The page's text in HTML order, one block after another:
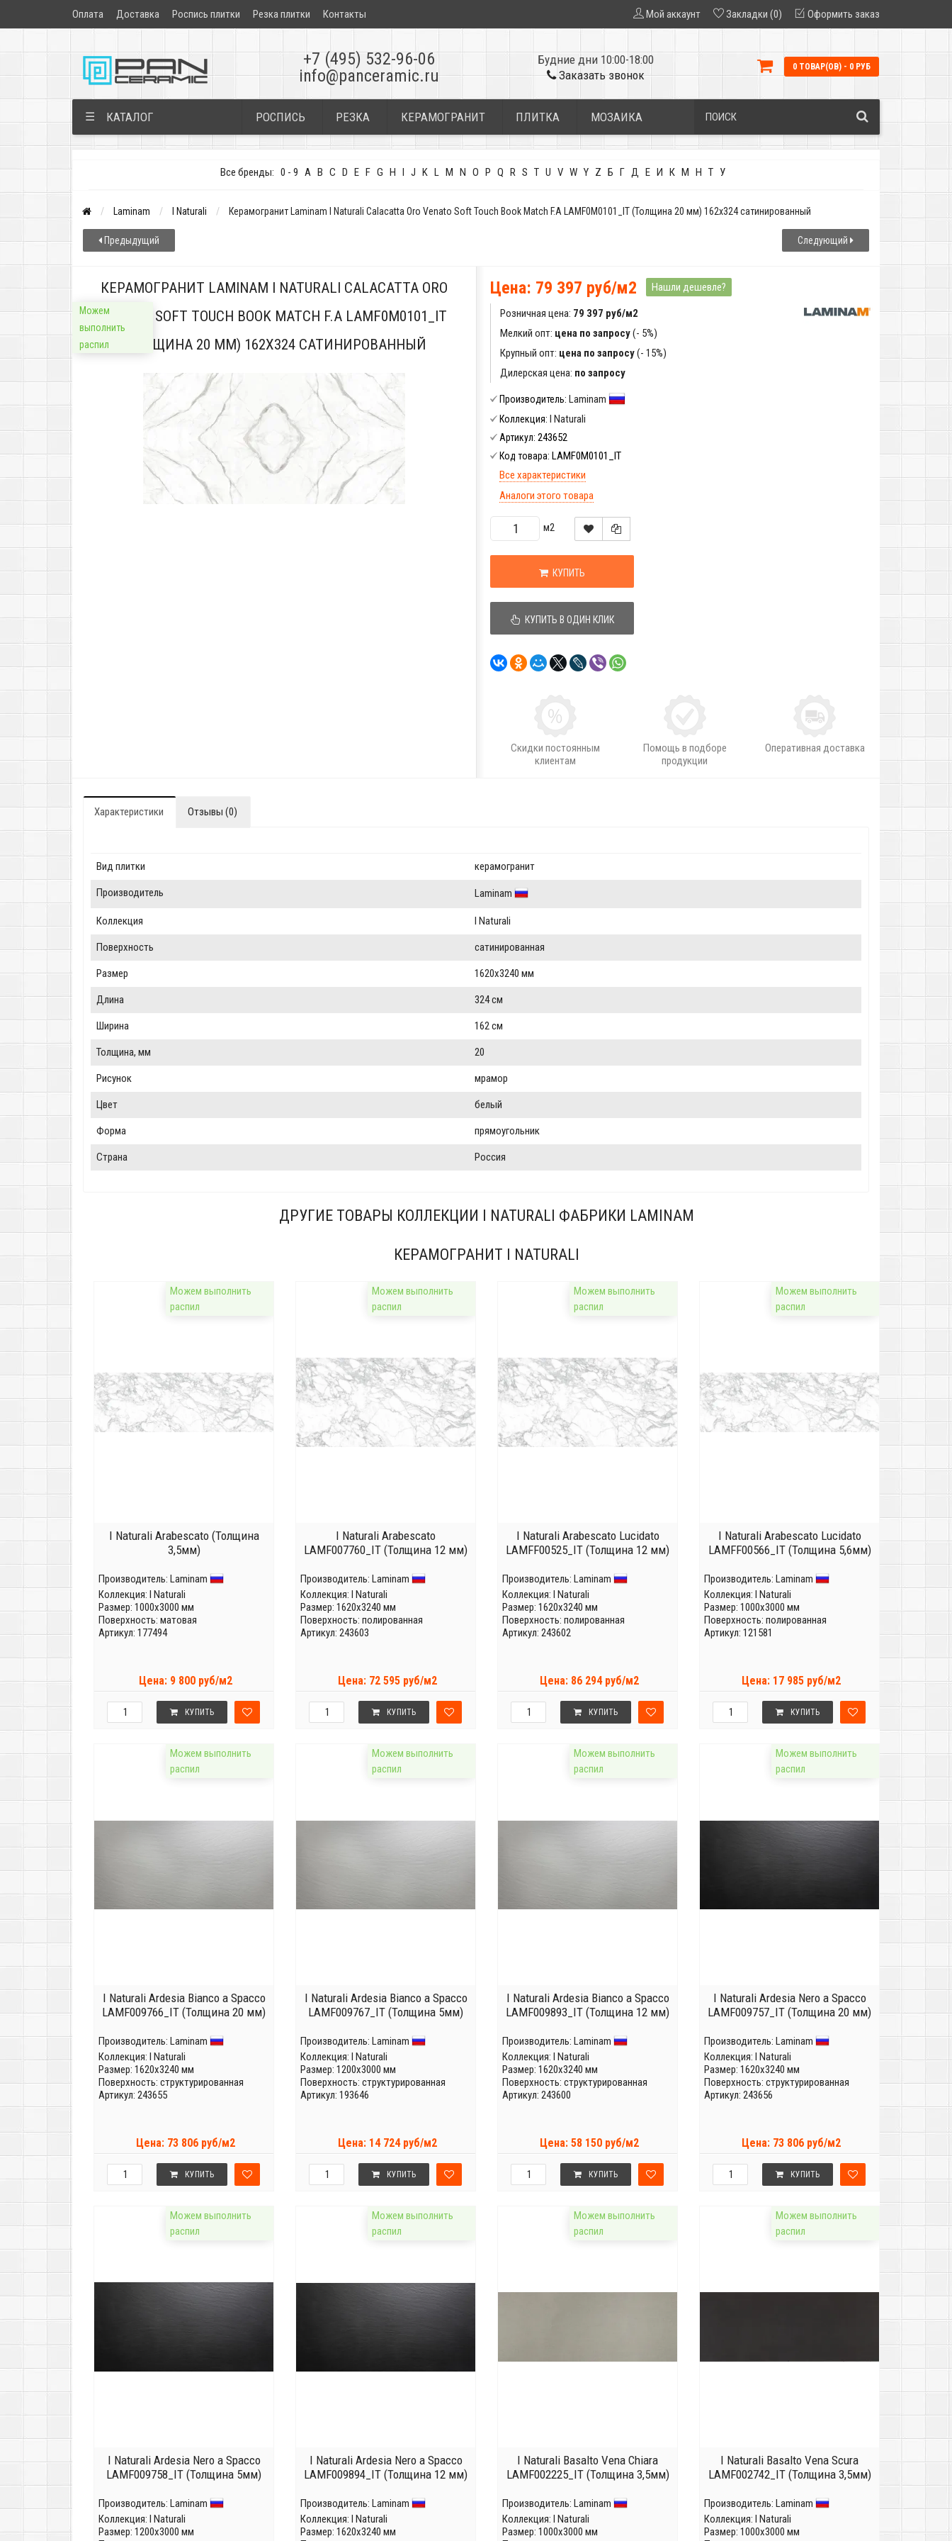
Оплата Доставка Роспись плитки Резка плитки Контакты Мой аккаунт Закладки (0) Оформить заказ
+7 (495) 532-96-06
info@panceramic.ru
Будние дни 10:00-18:00
Заказать звонок
0 ТОВАР(ОВ) - 0 РУБ
☰ КАТАЛОГ РОСПИСЬ РЕЗКА КЕРАМОГРАНИТ ПЛИТКА МОЗАИКА
Все бренды: 0 - 9 A B C D E F G H I J K L M N O P Q R S T U V W Y Z Б Г Д Е И К М Н Т У
Laminam I Naturali Керамогранит Laminam I Naturali Calacatta Oro Venato Soft Touch Book Match F.A LAMF0M0101_IT (Толщина 20 мм) 162x324 сатинированный
Предыдущий Следующий
КЕРАМОГРАНИТ LAMINAM I NATURALI CALACATTA ORO
VENATO SOFT TOUCH BOOK MATCH F.A LAMF0M0101_IT
(ТОЛЩИНА 20 ММ) 162X324 САТИНИРОВАННЫЙ
Можем
выполнить
распил
Цена: 79 397 руб/м2 Нашли дешевле?
Розничная цена: 79 397 руб/м2
Мелкий опт: цена по запросу(- 5%)
Крупный опт: цена по запросу(- 15%)
Дилерская цена: по запросу
Производитель: Laminam
Коллекция: I Naturali
Артикул: 243652
Код товара: LAMF0M0101_IT
Все характеристики
Аналоги этого товара
м2
КУПИТЬ
КУПИТЬ В ОДИН КЛИК
Скидки постоянным
клиентам
Помощь в подборе
продукции
Оперативная доставка
Характеристики Отзывы (0)
Вид плитки керамогранит
Производитель Laminam
Коллекция I Naturali
Поверхность сатинированная
Размер 1620x3240 мм
Длина 324 см
Ширина 162 см
Толщина, мм 20
Рисунок мрамор
Цвет белый
Форма прямоугольник
Страна Россия
ДРУГИЕ ТОВАРЫ КОЛЛЕКЦИИ I NATURALI ФАБРИКИ LAMINAM
КЕРАМОГРАНИТ I NATURALI
Можем выполнить
распил
I Naturali Arabescato (Толщина
3,5мм)
Производитель: Laminam
Коллекция: I Naturali
Размер: 1000x3000 мм
Поверхность: матовая
Артикул: 177494
Цена: 9 800 руб/м2
КУПИТЬ
Можем выполнить
распил
I Naturali Arabescato
LAMF007760_IT (Толщина 12 мм)
Производитель: Laminam
Коллекция: I Naturali
Размер: 1620x3240 мм
Поверхность: полированная
Артикул: 243603
Цена: 72 595 руб/м2
КУПИТЬ
Можем выполнить
распил
I Naturali Arabescato Lucidato
LAMFF00525_IT (Толщина 12 мм)
Производитель: Laminam
Коллекция: I Naturali
Размер: 1620x3240 мм
Поверхность: полированная
Артикул: 243602
Цена: 86 294 руб/м2
КУПИТЬ
Можем выполнить
распил
I Naturali Arabescato Lucidato
LAMFF00566_IT (Толщина 5,6мм)
Производитель: Laminam
Коллекция: I Naturali
Размер: 1000x3000 мм
Поверхность: полированная
Артикул: 121581
Цена: 17 985 руб/м2
КУПИТЬ
Можем выполнить
распил
I Naturali Ardesia Bianco a Spacco
LAMF009766_IT (Толщина 20 мм)
Производитель: Laminam
Коллекция: I Naturali
Размер: 1620x3240 мм
Поверхность: структурированная
Артикул: 243655
Цена: 73 806 руб/м2
КУПИТЬ
Можем выполнить
распил
I Naturali Ardesia Bianco a Spacco
LAMF009767_IT (Толщина 5мм)
Производитель: Laminam
Коллекция: I Naturali
Размер: 1200x3000 мм
Поверхность: структурированная
Артикул: 193646
Цена: 14 724 руб/м2
КУПИТЬ
Можем выполнить
распил
I Naturali Ardesia Bianco a Spacco
LAMF009893_IT (Толщина 12 мм)
Производитель: Laminam
Коллекция: I Naturali
Размер: 1620x3240 мм
Поверхность: структурированная
Артикул: 243600
Цена: 58 150 руб/м2
КУПИТЬ
Можем выполнить
распил
I Naturali Ardesia Nero a Spacco
LAMF009757_IT (Толщина 20 мм)
Производитель: Laminam
Коллекция: I Naturali
Размер: 1620x3240 мм
Поверхность: структурированная
Артикул: 243656
Цена: 73 806 руб/м2
КУПИТЬ
Можем выполнить
распил
I Naturali Ardesia Nero a Spacco
LAMF009758_IT (Толщина 5мм)
Производитель: Laminam
Коллекция: I Naturali
Размер: 1200x3000 мм
Можем выполнить
распил
I Naturali Ardesia Nero a Spacco
LAMF009894_IT (Толщина 12 мм)
Производитель: Laminam
Коллекция: I Naturali
Размер: 1620x3240 мм
Можем выполнить
распил
I Naturali Basalto Vena Chiara
LAMF002225_IT (Толщина 3,5мм)
Производитель: Laminam
Коллекция: I Naturali
Размер: 1000x3000 мм
Можем выполнить
распил
I Naturali Basalto Vena Scura
LAMF002742_IT (Толщина 3,5мм)
Производитель: Laminam
Коллекция: I Naturali
Размер: 1000x3000 мм